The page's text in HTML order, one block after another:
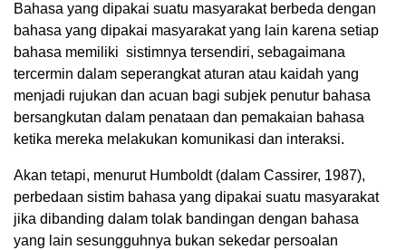
Bahasa yang dipakai suatu masyarakat berbeda dengan
bahasa yang dipakai masyarakat yang lain karena setiap
bahasa memiliki sistimnya tersendiri, sebagaimana
tercermin dalam seperangkat aturan atau kaidah yang
menjadi rujukan dan acuan bagi subjek penutur bahasa
bersangkutan dalam penataan dan pemakaian bahasa
ketika mereka melakukan komunikasi dan interaksi.
Akan tetapi, menurut Humboldt (dalam Cassirer, 1987),
perbedaan sistim bahasa yang dipakai suatu masyarakat
jika dibanding dalam tolak bandingan dengan bahasa
yang lain sesungguhnya bukan sekedar persoalan